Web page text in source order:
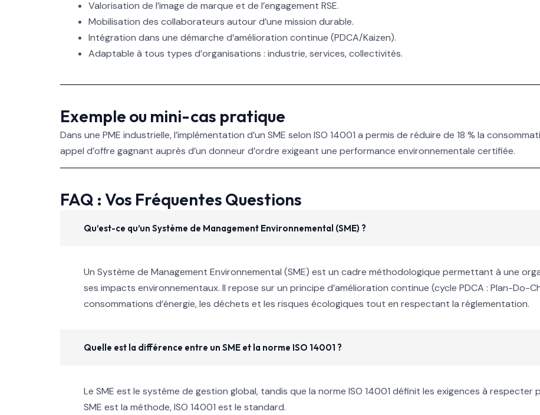
Valorisation de l’image de marque et de l’engagement RSE.
Mobilisation des collaborateurs autour d’une mission durable.
Intégration dans une démarche d’amélioration continue (PDCA/Kaizen).
Adaptable à tous types d’organisations : industrie, services, collectivités.
Exemple ou mini-cas pratique
Dans une PME industrielle, l’implémentation d’un SME selon ISO 14001 a permis de réduire de 18 % la
appel d’offre gagnant auprès d’un donneur d’ordre exigeant une performance environnementale certifiée.
FAQ : Vos Fréquentes Questions
Qu’est-ce qu’un Système de Management Environnemental (SME) ?
Un Système de Management Environnemental (SME) est un cadre méthodologique permettant à une
ses impacts environnementaux. Il repose sur un principe d’amélioration continue (cycle PDCA : Plan-Do-
consommations d’énergie, les déchets et les risques écologiques tout en respectant la réglementation.
Quelle est la différence entre un SME et la norme ISO 14001 ?
Le SME est le système de gestion global, tandis que la norme ISO 14001 définit les exigences à respecter
SME est la méthode, ISO 14001 est le standard.